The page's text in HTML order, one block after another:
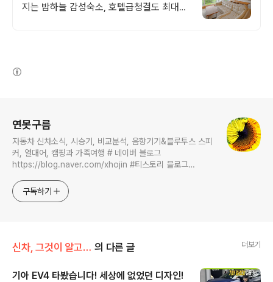
지는 밤하늘 감성숙소, 호텔급청결도 최대
연못구름
자동차 신차소식, 시승기, 비교분석, 음향기기&블루투스 스피
커, 열대어, 캠핑과 가족여행 # 네이버 블로그
https://blog.naver.com/xhojin #티스토리 블로그
https://www.youtube.com/c/연못구름 콜라보 문의는
xhojin@naver.com 으로 주시면 신속하게 답변 드리겠습니
구독하기
신차, 그것이 알고 싶다 의 다른 글 더보기
기아 EV4 타봤습니다! 세상에 없었던 디자인!